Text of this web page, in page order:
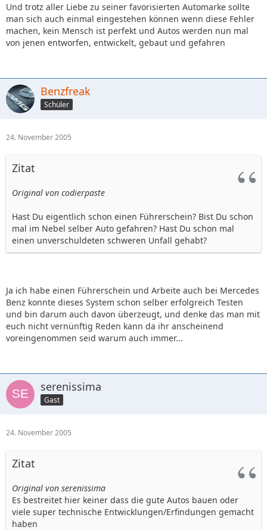
Und trotz aller Liebe zu seiner favorisierten Automarke sollte
man sich auch einmal eingestehen können wenn diese Fehler
machen, kein Mensch ist perfekt und Autos werden nun mal
von jenen entworfen, entwickelt, gebaut und gefahren
Benzfreak
Schüler
24. November 2005
Zitat
Original von codierpaste
Hast Du eigentlich schon einen Führerschein? Bist Du schon
mal im Nebel selber Auto gefahren? Hast Du schon mal
einen unverschuldeten schweren Unfall gehabt?
Ja ich habe einen Führerschein und Arbeite auch bei Mercedes
Benz konnte dieses System schon selber erfolgreich Testen
und bin darum auch davon überzeugt, und denke das man mit
euch nicht vernünftig Reden kann da ihr anscheinend
voreingenommen seid warum auch immer...
serenissima
Gast
24. November 2005
Zitat
Original von serenissima
Es bestreitet hier keiner dass die gute Autos bauen oder
viele super technische Entwicklungen/Erfindungen gemacht
haben